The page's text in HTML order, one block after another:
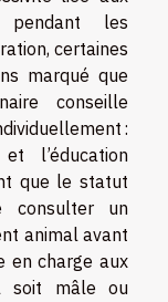
pendant les
certaines
marqué que
conseille
:
l’éducation
que le statut
consulter un
animal avant
en charge aux
soit mâle ou